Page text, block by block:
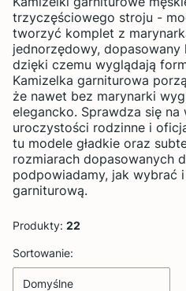
trzyczęściowego stroju -
tworzyć komplet z
jednorzędowy,
dzięki czemu wyglądają
Kamizelka garniturowa
że nawet bez marynarki
elegancko. Sprawdza się na
uroczystości rodzinne i
tu modele gładkie oraz
rozmiarach dopasowanych
podpowiadamy, jak wybrać
garniturową.
Produkty: 22
Lista produktów
Sortowanie:
Domyślne